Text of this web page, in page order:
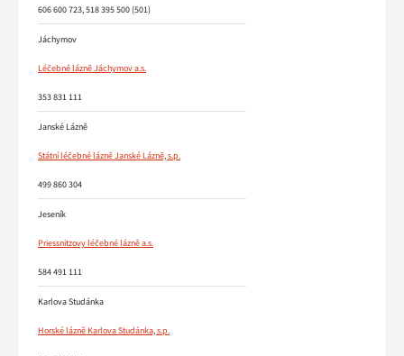
606 600 723, 518 395 500 (501)
Jáchymov
Léčebné lázně Jáchymov a.s.
353 831 111
Janské Lázně
Státní léčebné lázně Janské Lázně, s.p.
499 860 304
Jeseník
Priessnitzovy léčebné lázně a.s.
584 491 111
Karlova Studánka
Horské lázně Karlova Studánka, s.p.